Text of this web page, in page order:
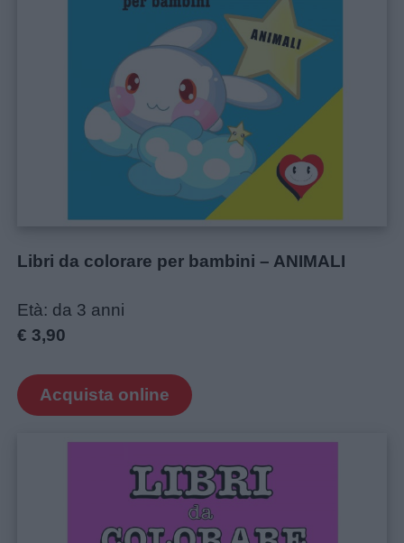
Libri da colorare per bambini – ANIMALI
Età: da 3 anni
€ 3,90
Acquista online